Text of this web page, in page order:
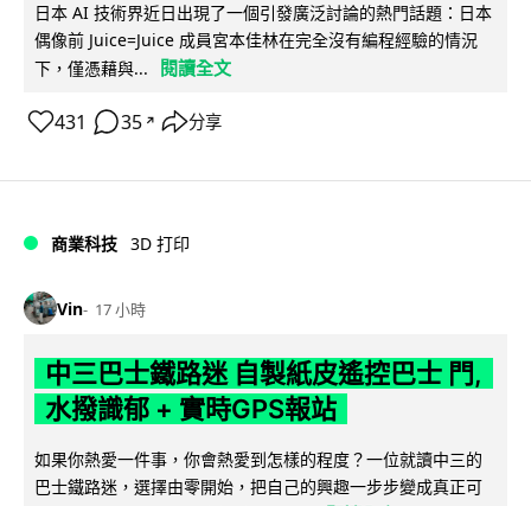
日本 AI 技術界近日出現了一個引發廣泛討論的熱門話題：日本
偶像前 Juice=Juice 成員宮本佳林在完全沒有編程經驗的情況
下，僅憑藉與...
閱讀全文
431 35 ↗ 分享
商業科技 3D 打印
Vin 17 小時
中三巴士鐵路迷 自製紙皮遙控巴士 門,
水撥識郁 + 實時GPS報站
如果你熱愛一件事，你會熱愛到怎樣的程度？一位就讀中三的
巴士鐵路迷，選擇由零開始，把自己的興趣一步步變成真正可